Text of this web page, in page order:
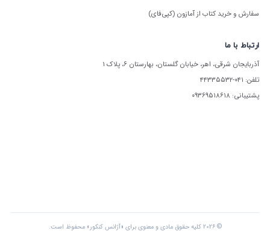
سفارش و خرید کتاب از آمازون (کپی‌فای)
ارتباط با ما
آذربایجان شرقی، اهر، خیابان گلستان، بهارستان ۶، پلاک ۱
تلفن: ۰۴۱-۴۴۳۳۵۵۳۲
پشتیبانی: ۰۹۳۶۹۵۱۸۶۱۸
© ۲۰۲۶ کلیه حقوق مادی و معنوی برای «آژانس کنکور» محفوظ است.